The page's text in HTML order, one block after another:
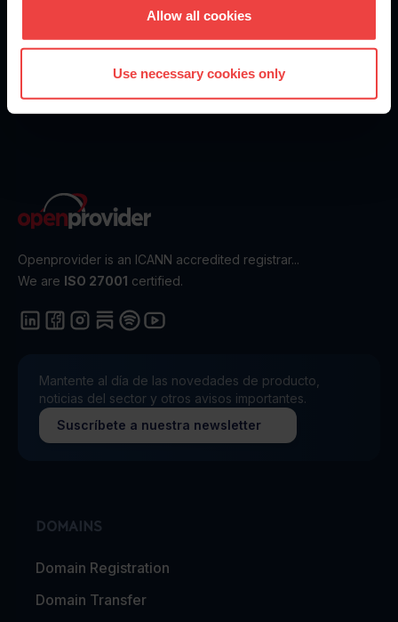
Allow all cookies
Use necessary cookies only
Create an account today - it’s fast and free
Get Started
Openprovider is an ICANN accredited registrar...
We are ISO 27001 certified.
Mantente al día de las novedades de producto,
noticias del sector y otros avisos importantes.
Suscríbete a nuestra newsletter
DOMAINS
Domain Registration
Domain Transfer